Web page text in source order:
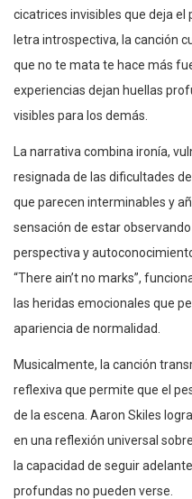
cicatrices invisibles que deja el
letra introspectiva, la canción
que no te mata te hace más
experiencias dejan huellas
visibles para los demás.
La narrativa combina ironía,
resignada de las dificultades
que parecen interminables y
sensación de estar
perspectiva y
“There ain’t no marks”,
las heridas emocionales que
apariencia de normalidad.
Musicalmente, la canción
reflexiva que permite que el
de la escena. Aaron Skiles
en una reflexión universal
la capacidad de seguir
profundas no pueden verse.